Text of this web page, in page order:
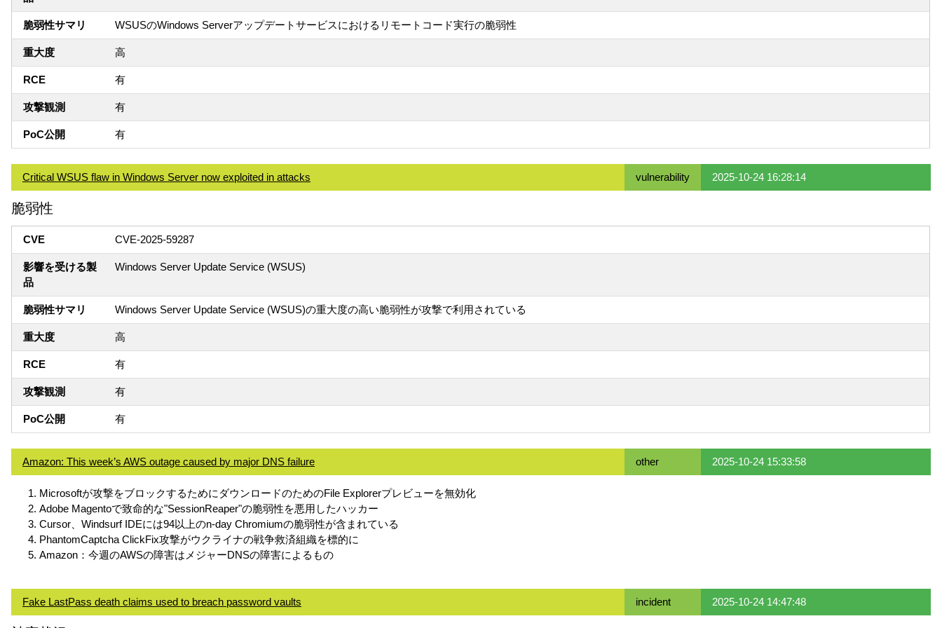
脆弱性サマリ WSUSのWindows Serverアップデートサービスにおけるリモートコード実行の脆弱性
重大度 高
RCE 有
攻撃観測 有
PoC公開 有
Critical WSUS flaw in Windows Server now exploited in attacks vulnerability 2025-10-24 16:28:14
脆弱性
CVE CVE-2025-59287
影響を受ける製
品
Windows Server Update Service (WSUS)
脆弱性サマリ Windows Server Update Service (WSUS)の重大度の高い脆弱性が攻撃で利用されている
重大度 高
RCE 有
攻撃観測 有
PoC公開 有
Amazon: This week’s AWS outage caused by major DNS failure other 2025-10-24 15:33:58
Microsoftが攻撃をブロックするためにダウンロードのためのFile Explorerプレビューを無効化
Adobe Magentoで致命的な"SessionReaper"の脆弱性を悪用したハッカー
Cursor、Windsurf IDEには94以上のn-day Chromiumの脆弱性が含まれている
PhantomCaptcha ClickFix攻撃がウクライナの戦争救済組織を標的に
Amazon：今週のAWSの障害はメジャーDNSの障害によるもの
Fake LastPass death claims used to breach password vaults incident 2025-10-24 14:47:48